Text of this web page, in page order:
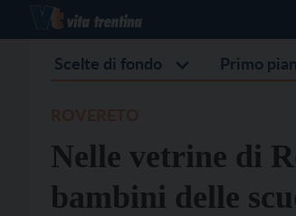
Scelte di fondo Primo
Nelle vetrine di
bambini delle